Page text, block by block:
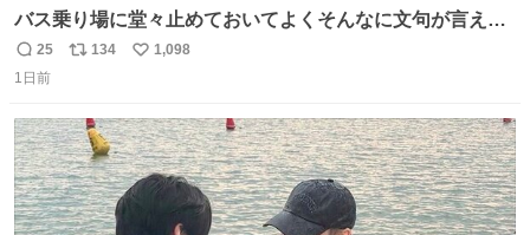
バス乗り場に堂々止めておいてよくそんなに文句が言える
ね 運転士は日本人やったのなら韓国人は関係ないし、なん
なら68歳も関係ない…
返
信
25
リ
ト
数
134
い
数
1,098
1日前